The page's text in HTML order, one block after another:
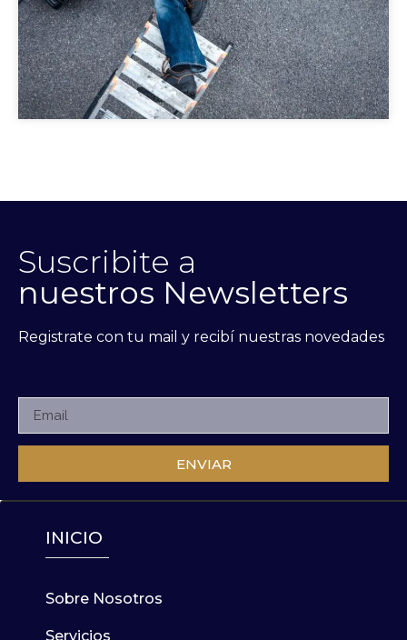
Suscribite a
nuestros Newsletters
Registrate con tu mail y recibí nuestras novedades
ENVIAR
INICIO
Sobre Nosotros
Servicios